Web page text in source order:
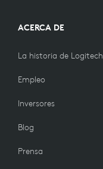
ACERCA DE
La historia de Logitech
Empleo
Inversores
Blog
Prensa